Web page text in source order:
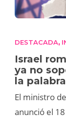
DESTACADA,
Israel
ya no
la
El ministro
anunció el